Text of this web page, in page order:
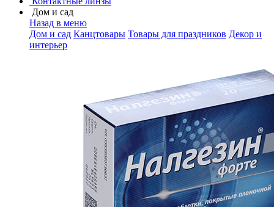
Дом и сад
Назад в меню
Дом и сад Канцтовары Товары для праздников Декор и
интерьер